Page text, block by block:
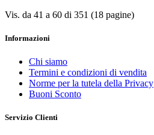
Vis. da 41 a 60 di 351 (18 pagine)
Informazioni
Chi siamo
Termini e condizioni di vendita
Norme per la tutela della Privacy
Buoni Sconto
Servizio Clienti